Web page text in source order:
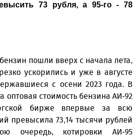
73 рубля, а 95-го - 78
пошли вверх с начала лета,
ускорились и уже в августе
с осени 2023 года. В
оптовая стоимость бензина АИ-92
бирже впервые за всю
превысила 73,14 тысячи рублей
очередь, котировки АИ-95